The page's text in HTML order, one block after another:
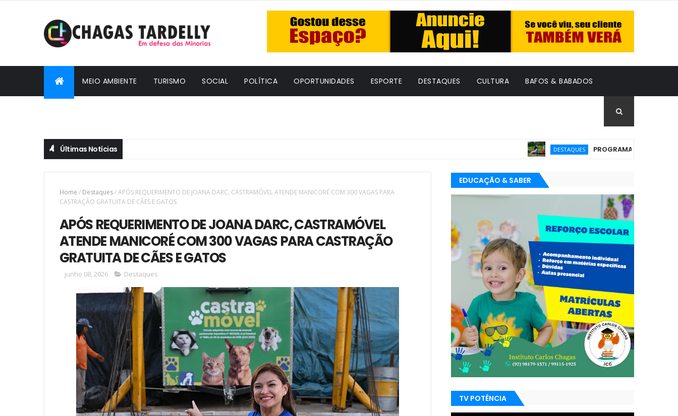
MEIO AMBIENTE TURISMO SOCIAL POLÍTICA OPORTUNIDADES ESPORTE DESTAQUES CULTURA BAFOS & BABADOS
Últimas Notícias DESTAQUES PROGRAMA GRATUITO PARA
Home / Destaques/APÓS REQUERIMENTO DE JOANA DARC, CASTRAMÓVEL ATENDE MANICORÉ COM 300 VAGAS PARA
CASTRAÇÃO GRATUITA DE CÃES E GATOS
APÓS REQUERIMENTO DE JOANA DARC, CASTRAMÓVEL
ATENDE MANICORÉ COM 300 VAGAS PARA CASTRAÇÃO
GRATUITA DE CÃES E GATOS
junho 08, 2026 Destaques
EDUCAÇÃO & SABER
TV POTÊNCIA